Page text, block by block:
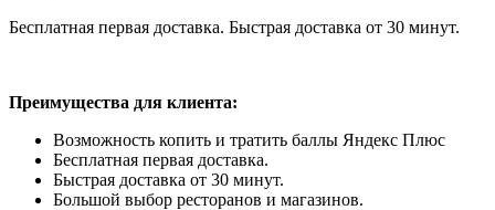
Бесплатная первая доставка. Быстрая доставка от 30 минут.
Преимущества для клиента:
Возможность копить и тратить баллы Яндекс Плюс
Бесплатная первая доставка.
Быстрая доставка от 30 минут.
Большой выбор ресторанов и магазинов.